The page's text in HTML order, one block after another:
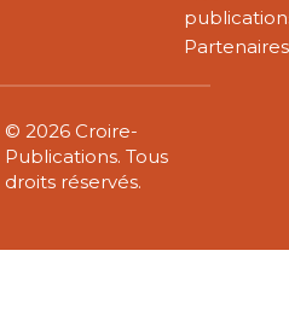
Partenaires
© 2026 Croire-
Publications. Tous
droits réservés.